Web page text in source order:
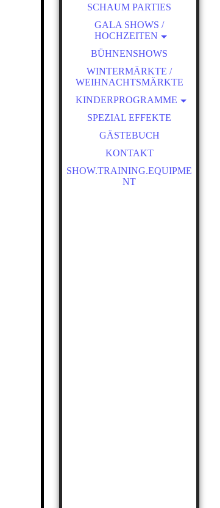
SCHAUM PARTIES
GALA SHOWS /
HOCHZEITEN
MAGISCHE SEIFENBLASEN
SHOW
MAGISCHE SEIFENBLASEN
WAHNSINNS PAPER SHOW
HOCHZEITSMODERATION
BÜHNENSHOWS
WINTERMÄRKTE /
WEIHNACHTSMÄRKTE
KINDERPROGRAMME
MAGISCHE SEIFENBLASEN
SCHULE FÜR KINDER
OUTDOOR SEIFENBLASEN
KINDERPROGRAMM
SPEZIAL EFFEKTE
GÄSTEBUCH
KONTAKT
SHOW.TRAINING.EQUIPME
NT